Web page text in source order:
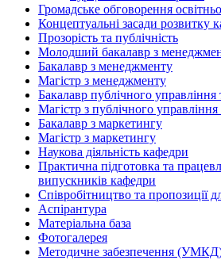
Громадське обговорення
Концептуальні засади розвитку
Прозорість та публічність
Молодший бакалавр з
Бакалавр з менеджменту
Магістр з менеджменту
Бакалавр публічного управління
Магістр з публічного управління
Бакалавр з маркетингу
Магістр з маркетингу
Наукова діяльність кафедри
Практична підготовка та
випускників кафедри
Співробітництво та пропозиції
Аспірантура
Матеріальна база
Фотогалерея
Методичне забезпечення